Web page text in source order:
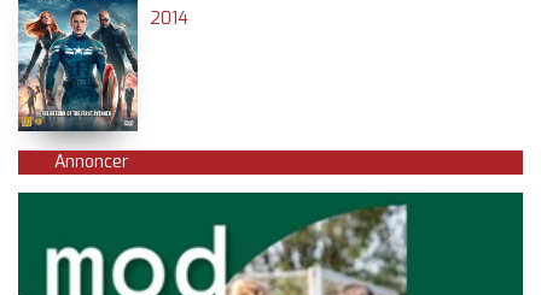
2014
Annoncer